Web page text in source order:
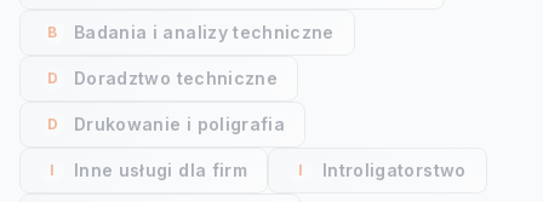
B Badania i analizy techniczne
D Doradztwo techniczne
D Drukowanie i poligrafia
I Inne usługi dla firm I Introligatorstwo